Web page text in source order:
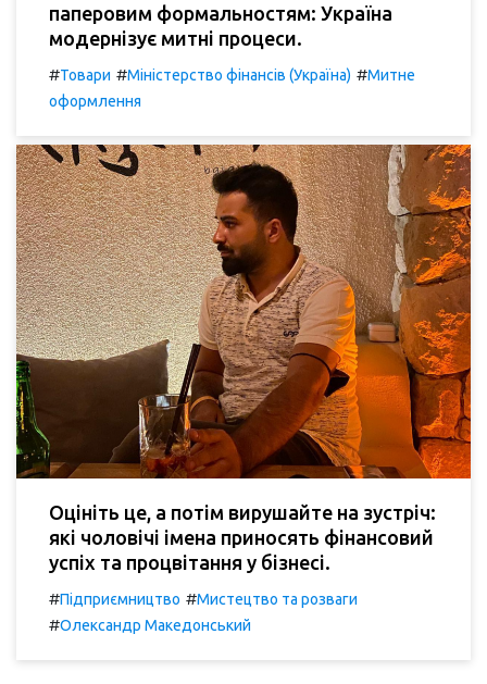
паперовим формальностям: Україна
модернізує митні процеси.
#Товари #Міністерство фінансів (Україна) #Митне
оформлення
Оцініть це, а потім вирушайте на зустріч:
які чоловічі імена приносять фінансовий
успіх та процвітання у бізнесі.
#Підприємництво #Мистецтво та розваги
#Олександр Македонський